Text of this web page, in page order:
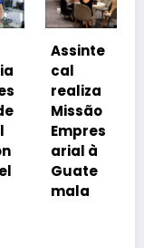
à
Coalizã
Prosper
a Brasil
cobra
isonomi
a
tributár